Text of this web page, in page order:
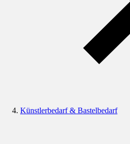
Künstlerbedarf & Bastelbedarf